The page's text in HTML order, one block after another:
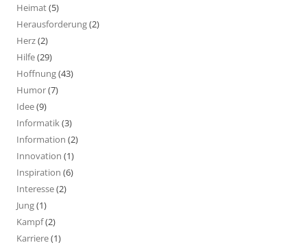
Heimat(5)
Herausforderung(2)
Herz(2)
Hilfe(29)
Hoffnung(43)
Humor(7)
Idee(9)
Informatik(3)
Information (2)
Innovation (1)
Inspiration (6)
Interesse(2)
Jung(1)
Kampf(2)
Karriere(1)